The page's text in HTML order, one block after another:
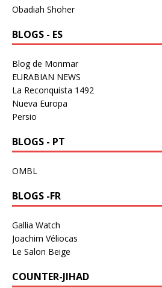
Obadiah Shoher
BLOGS - ES
Blog de Monmar
EURABIAN NEWS
La Reconquista 1492
Nueva Europa
Persio
BLOGS - PT
OMBL
BLOGS -FR
Gallia Watch
Joachim Véliocas
Le Salon Beige
COUNTER-JIHAD